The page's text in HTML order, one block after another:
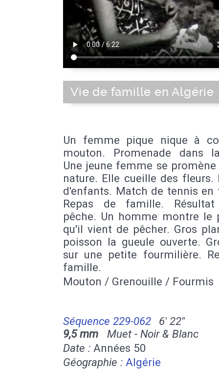
Vie de famille en Algérie
Un femme pique nique à
mouton. Promenade dans
Une jeune femme se
nature. Elle cueille des fleurs.
d'enfants. Match de tennis en
Repas de famille.
pêche. Un homme montre le
qu'il vient de pêcher. Gros
poisson la gueule ouverte.
sur une petite fourmilière.
famille.
Mouton / Grenouille / Fourmis
Séquence 229-062
6' 22''
9,5 mm Muet - Noir & Blanc
Date : Années 50
Géographie : Algérie